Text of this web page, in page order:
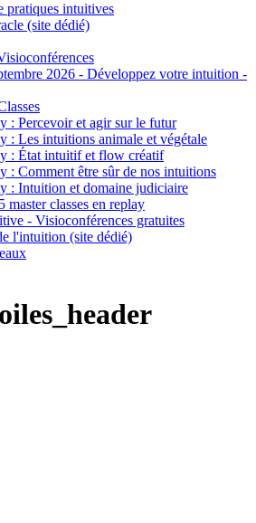
pratiques intuitives
(site dédié)
2026 - Développez votre intuition -
: Percevoir et agir sur le futur
: Les intuitions animale et végétale
: État intuitif et flow créatif
: Comment être sûr de nos intuitions
: Intuition et domaine judiciaire
master classes en replay
- Visioconférences gratuites
l'intuition (site dédié)